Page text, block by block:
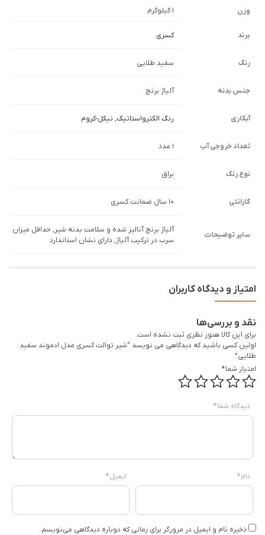
وزن 1 کیلوگرم
برند کسری
رنگ سفید طلایی
جنس بدنه آلیاژ برنج
آبکاری رنگ الکترواستاتیک, نیکل-کروم
تعداد خروجی آب 1 عدد
نوع رنگ براق
گارانتی 10 سال ضمانت کسری
سایر توضیحات
آلیاژ برنج آنالیز شده و سلامت بدنه شیر, حداقل میزان
سرب در ترکیب آلیاژ, دارای نشان استاندارد
امتیاز و دیدگاه کاربران
نقد و بررسی‌ها
برای این کالا هنوز نظری ثبت نشده است.
اولین کسی باشید که دیدگاهی می نویسد “شیر توالت کسری مدل ادموند سفید
طلایی”
امتیاز شما*
دیدگاه شما*
نام* ایمیل*
ذخیره نام و ایمیل در مرورگر برای زمانی که دوباره دیدگاهی می‌نویسم.